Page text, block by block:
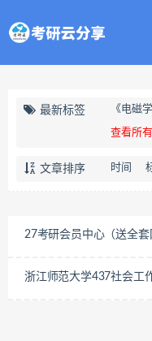
最新标签 《电磁学
查看所
文章排序 时间
27考研会员中心（送全套
浙江师范大学437社会工